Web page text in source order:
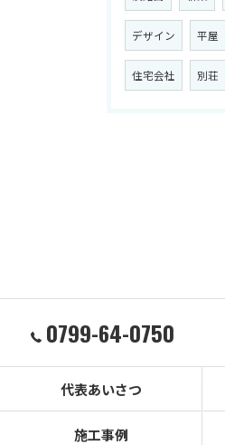
デザイン 平屋
住宅会社 別荘
0799-64-0750
代表あいさつ
施工事例